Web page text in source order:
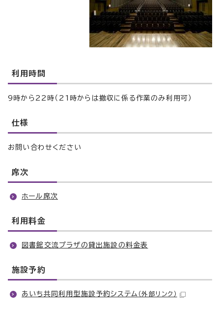
利用時間
9時から22時（21時からは撤収に係る作業のみ利用可）
仕様
お問い合わせください
席次
ホール席次
利用料金
図書館交流プラザの貸出施設の料金表
施設予約
あいち共同利用型施設予約システム （外部リンク）